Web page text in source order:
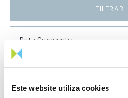
Este website utiliza cookies
FILTRAR
Data Crescente